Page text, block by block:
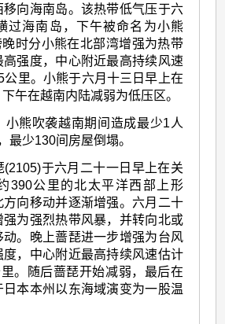
移向海南岛。该热带低气压于六
过海南岛，下午被命名为小熊
时分小熊在北部湾增强为热带
高强度，中心附近最高持续风速
公里。小熊于六月十三日早上在
午在越南内陆减弱为低压区。
小熊吹袭越南期间造成最少1人
最少130间房屋倒塌。
(2105)于六月二十一日早上在关
390公里的北太平洋西部上形
方向移动并逐渐增强。六月二十
强为强烈热带风暴，并转向北或
动。晚上蔷琵进一步增强为台风
，中心附近最高持续风速估计
。随后蔷琵开始减弱，最后在
日本本州以东海域演变为一股温